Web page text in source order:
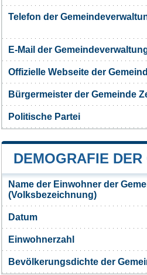
Telefon der
E-Mail der
Offizielle Webseite der
Bürgermeister der Gemeinde
Politische Partei
DEMOGRAFIE
Name der Einwohner der
(Volksbezeichnung)
Datum
Einwohnerzahl
Bevölkerungsdichte der